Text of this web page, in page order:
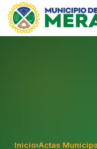
Gobierno
Inicio›Actas